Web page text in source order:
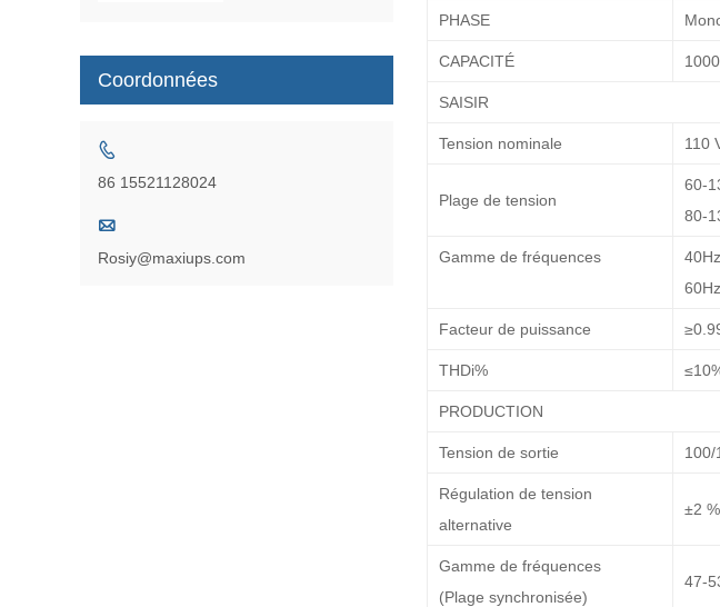
PHASE
CAPACITÉ
SAISIR
Tension nominale 110
Plage de tension
60-
80-
Gamme de fréquences
Facteur de puissance
THDi%
PRODUCTION
Tension de sortie 100/
Régulation de tension
alternative
±2 %
Gamme de fréquences
(Plage synchronisée)
47-
Coordonnées

86 15521128024

Rosiy@maxiups.com